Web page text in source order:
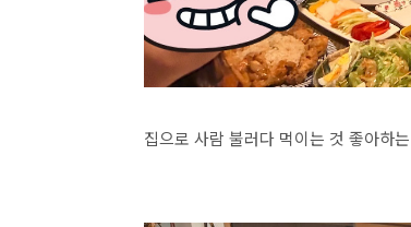
집으로 사람 불러다 먹이는 것 좋아하